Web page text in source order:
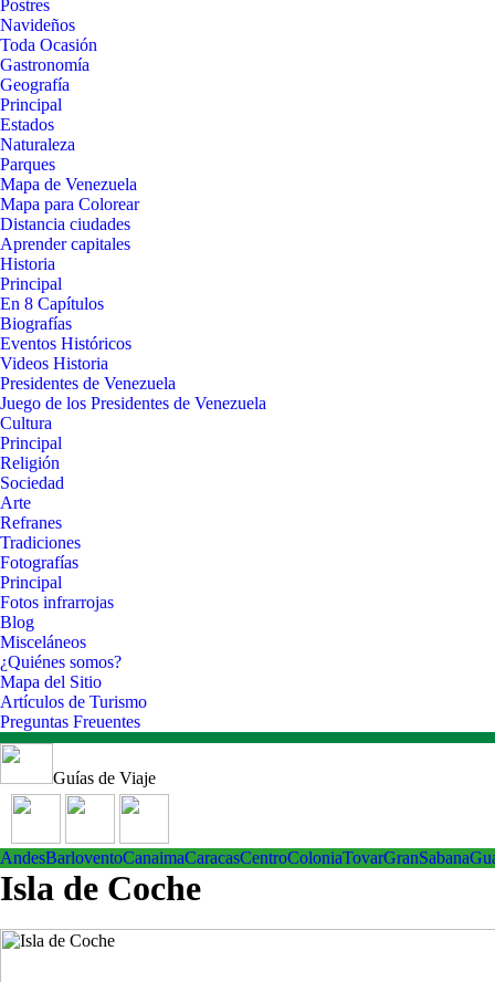
Postres
Navideños
Toda Ocasión
Gastronomía
Geografía
Principal
Estados
Naturaleza
Parques
Mapa de Venezuela
Mapa para Colorear
Distancia ciudades
Aprender capitales
Historia
Principal
En 8 Capítulos
Biografías
Eventos Históricos
Videos Historia
Presidentes de Venezuela
Juego de los Presidentes de Venezuela
Cultura
Principal
Religión
Sociedad
Arte
Refranes
Tradiciones
Fotografías
Principal
Fotos infrarrojas
Blog
Misceláneos
¿Quiénes somos?
Mapa del Sitio
Artículos de Turismo
Preguntas Freuentes
Guías de Viaje
AndesBarloventoCanaimaCaracasCentroColoniaTovarGranSabana
Isla de Coche